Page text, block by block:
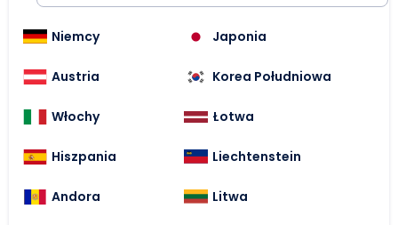
Niemcy
Austria
Włochy
Hiszpania
Andora
Japonia
Korea Południowa
Łotwa
Liechtenstein
Litwa